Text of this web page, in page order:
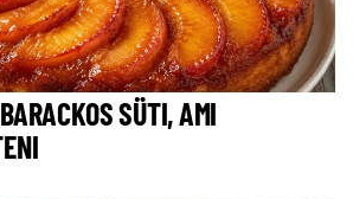
SÜTI, AMI